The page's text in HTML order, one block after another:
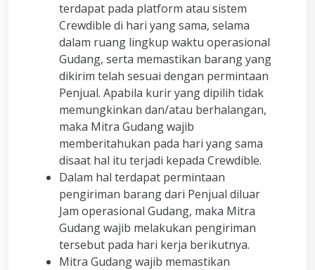
terdapat pada platform atau sistem
Crewdible di hari yang sama, selama
dalam ruang lingkup waktu operasional
Gudang, serta memastikan barang yang
dikirim telah sesuai dengan permintaan
Penjual. Apabila kurir yang dipilih tidak
memungkinkan dan/atau berhalangan,
maka Mitra Gudang wajib
memberitahukan pada hari yang sama
disaat hal itu terjadi kepada Crewdible.
Dalam hal terdapat permintaan
pengiriman barang dari Penjual diluar
Jam operasional Gudang, maka Mitra
Gudang wajib melakukan pengiriman
tersebut pada hari kerja berikutnya.
Mitra Gudang wajib memastikan